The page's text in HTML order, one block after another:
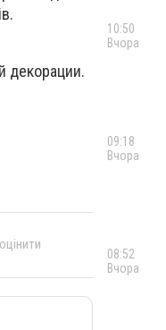
декорации.
10:50
Вчора
09:18
Вчора
08:52
Вчора